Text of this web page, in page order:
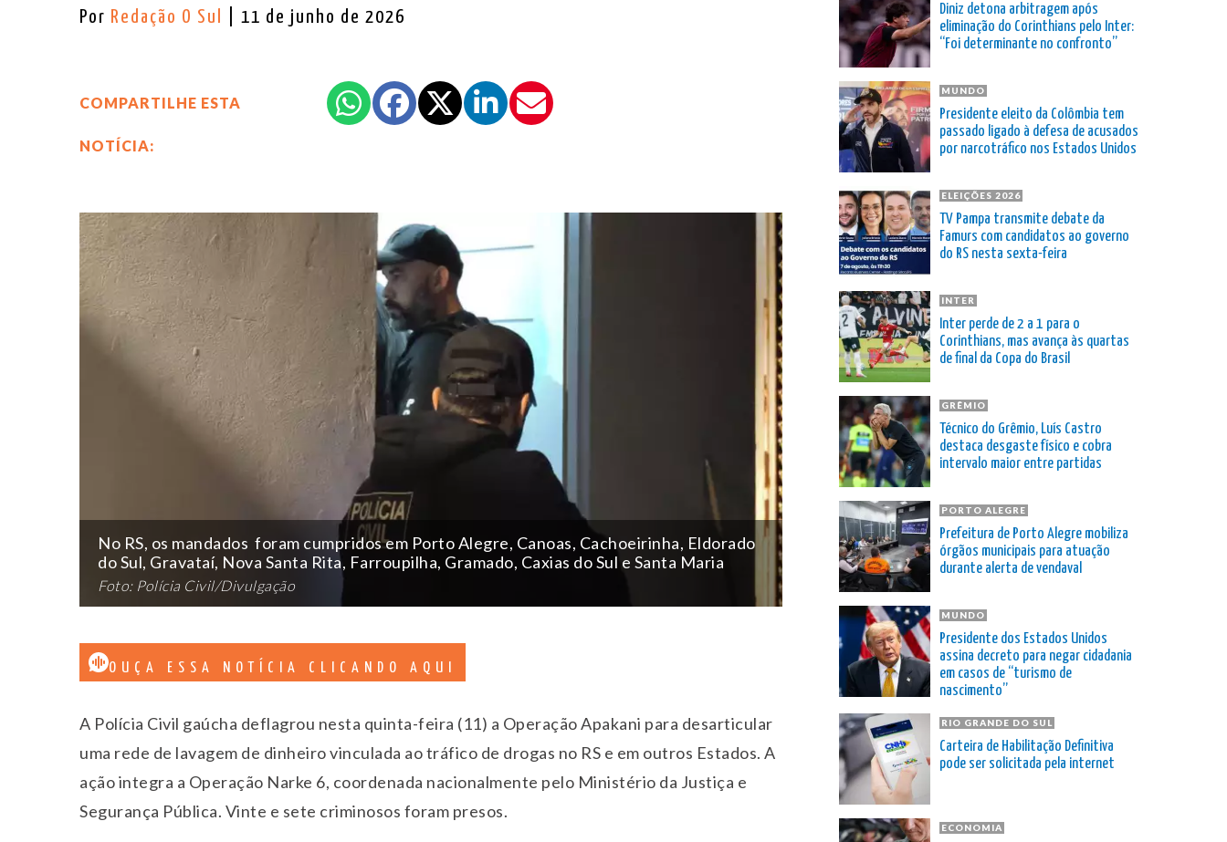
Por Redação O Sul | 11 de junho de 2026
COMPARTILHE ESTA
NOTÍCIA:
No RS, os mandados foram cumpridos em Porto Alegre, Canoas, Cachoeirinha, Eldorado
do Sul, Gravataí, Nova Santa Rita, Farroupilha, Gramado, Caxias do Sul e Santa Maria
Foto: Polícia Civil/Divulgação
OUÇA ESSA NOTÍCIA CLICANDO AQUI
A Polícia Civil gaúcha deflagrou nesta quinta-feira (11) a Operação Apakani para desarticular
uma rede de lavagem de dinheiro vinculada ao tráfico de drogas no RS e em outros Estados. A
ação integra a Operação Narke 6, coordenada nacionalmente pelo Ministério da Justiça e
Segurança Pública. Vinte e sete criminosos foram presos.
Diniz detona arbitragem após
eliminação do Corinthians pelo Inter:
“Foi determinante no confronto”
MUNDO
Presidente eleito da Colômbia tem
passado ligado à defesa de acusados
por narcotráfico nos Estados Unidos
ELEIÇÕES 2026
TV Pampa transmite debate da
Famurs com candidatos ao governo
do RS nesta sexta-feira
INTER
Inter perde de 2 a 1 para o
Corinthians, mas avança às quartas
de final da Copa do Brasil
GRÊMIO
Técnico do Grêmio, Luís Castro
destaca desgaste físico e cobra
intervalo maior entre partidas
PORTO ALEGRE
Prefeitura de Porto Alegre mobiliza
órgãos municipais para atuação
durante alerta de vendaval
MUNDO
Presidente dos Estados Unidos
assina decreto para negar cidadania
em casos de “turismo de
nascimento”
RIO GRANDE DO SUL
Carteira de Habilitação Definitiva
pode ser solicitada pela internet
ECONOMIA